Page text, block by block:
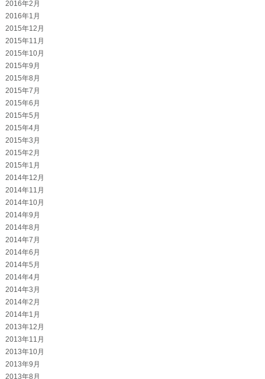
2016年2月
2016年1月
2015年12月
2015年11月
2015年10月
2015年9月
2015年8月
2015年7月
2015年6月
2015年5月
2015年4月
2015年3月
2015年2月
2015年1月
2014年12月
2014年11月
2014年10月
2014年9月
2014年8月
2014年7月
2014年6月
2014年5月
2014年4月
2014年3月
2014年2月
2014年1月
2013年12月
2013年11月
2013年10月
2013年9月
2013年8月